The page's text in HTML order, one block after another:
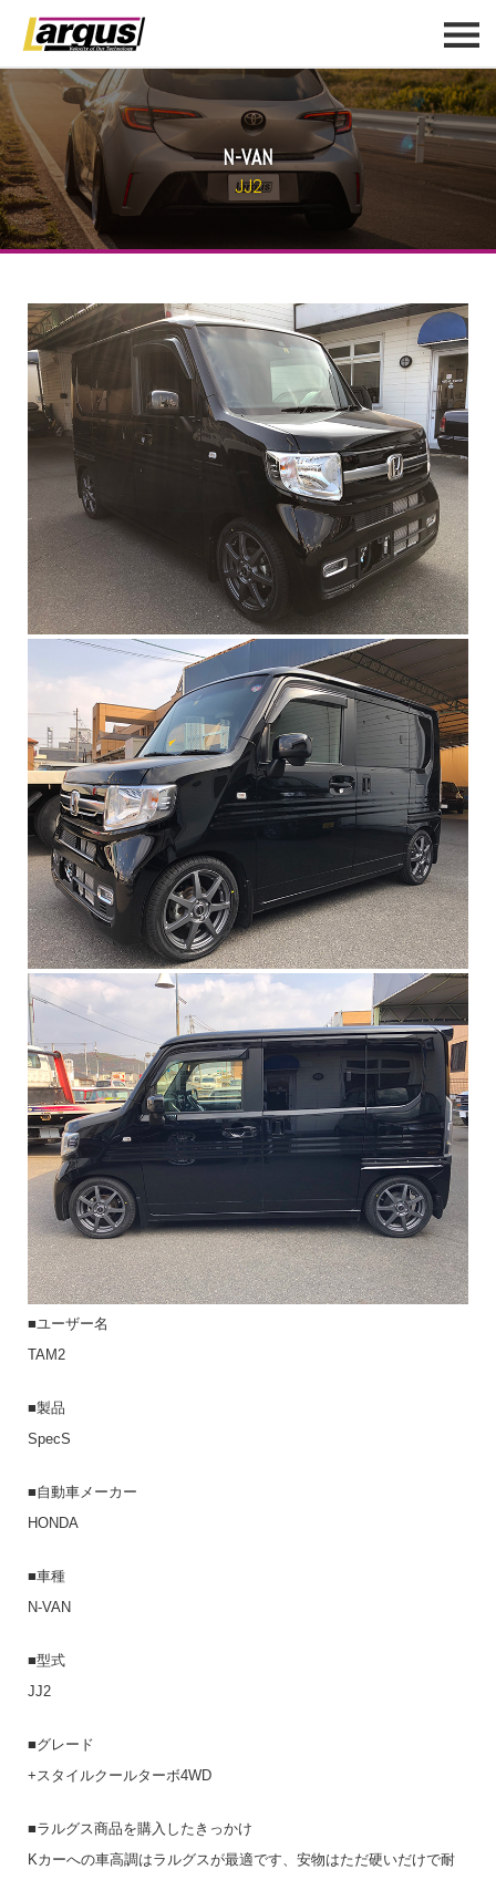
N-VAN
JJ2
■ユーザー名
TAM2
■製品
SpecS
■自動車メーカー
HONDA
■車種
N-VAN
■型式
JJ2
■グレード
+スタイルクールターボ4WD
■ラルグス商品を購入したきっかけ
Kカーへの車高調はラルグスが最適です、安物はただ硬いだけで耐